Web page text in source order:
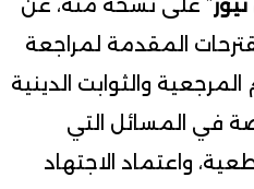
” على نسخة منه، عن
المقدمة لمراجعة
والثوابت الدينية
في المسائل التي
واعتماد الاجتهاد